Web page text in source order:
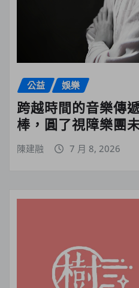
公益 娛樂
跨越時間的音樂傳
棒，圓了視障樂團
陳建融 7 月 8, 2026